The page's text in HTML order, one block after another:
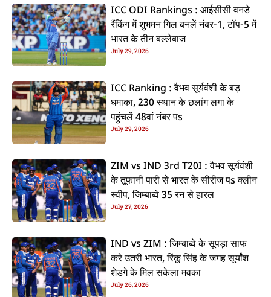
ICC ODI Rankings : आईसीसी वनडे
रैंकिंग में शुभमन गिल बनलें नंबर-1, टॉप-5 में
भारत के तीन बल्लेबाज
July 29, 2026
ICC Ranking : वैभव सूर्यवंशी के बड़
धमाका, 230 स्थान के छलांग लगा के
पहुंचलें 48वां नंबर पs
July 29, 2026
ZIM vs IND 3rd T20I : वैभव सूर्यवंशी
के तूफानी पारी से भारत के सीरीज पs क्लीन
स्वीप, जिम्बाब्वे 35 रन से हारल
July 27, 2026
IND vs ZIM : जिम्बाब्वे के सूपड़ा साफ
करे उतरी भारत, रिंकू सिंह के जगह सूर्यांश
शेडगे के मिल सकेला मवका
July 26, 2026